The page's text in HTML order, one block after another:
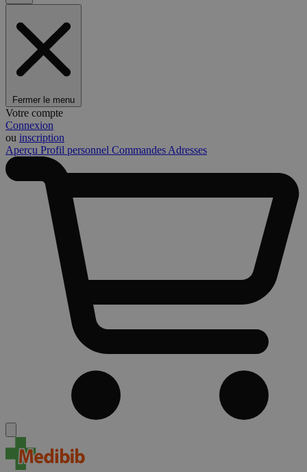
Fermer le menu
Votre compte
Connexion
ou inscription
Aperçu Profil personnel Commandes Adresses